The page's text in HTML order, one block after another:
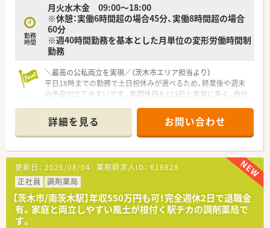
勤務
時間
月火水木金 09:00～18:00
※休憩：実働6時間超の場合45分、実働8時間超の場合
60分
※週40時間勤務を基本とした月単位の変形労働時間制
勤務
＼最高の公私両立を実現／（茨木市エリア担当より）
平日18時までの勤務で土日祝休みが選べるため、終業後や週末
の予定が立てやすいです。年間休日も123日と非常に多く、自分
＊------------------------------------------＊
【店舗情報と応需状況について】
■大阪モノレール彩都線の阪大病院前駅から直結しており、雨の
日でも濡れずに通勤ができる大変便利な調剤薬局です。
■敷地内にある大阪大学医学部附属病院からの処方箋をメイン
に受け付けており、高度で専門的な総合科目を応需しています。
■1日あたりの処方箋応需枚数は120枚から130枚となっており、
さらに居宅5件の在宅訪問調剤にも対応しています。
詳細を見る お問い合わせ
更新日： 2026/08/04 薬剤師求人ID： 619828
正社員
調剤薬局
【茨木市/南茨木駅】年収550万円も可！完全週休2日で退職金
有。家庭と両立しやすい風土が根付く駅チカの調剤薬局で
す。